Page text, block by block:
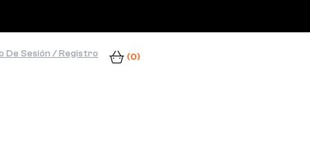
De Sesión / Registro (0)